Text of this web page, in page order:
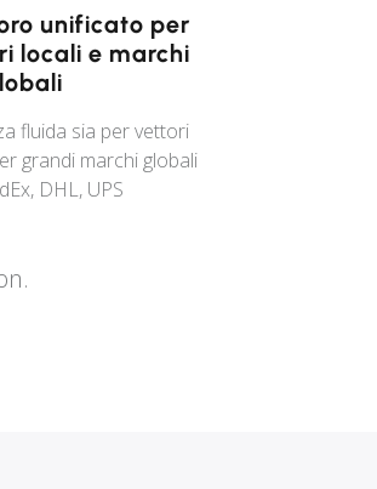
unificato per
locali e marchi
fluida sia per vettori
grandi marchi globali
DHL, UPS